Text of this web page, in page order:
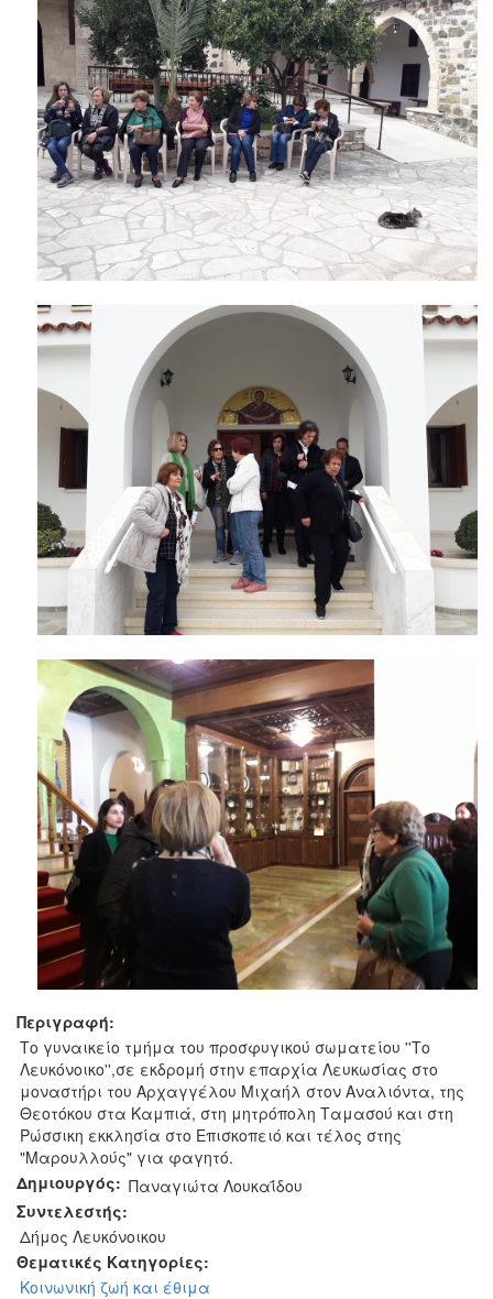
Περιγραφή:
Το γυναικείο τμήμα του προσφυγικού σωματείου ''Το
Λευκόνοικο'',σε εκδρομή στην επαρχία Λευκωσίας στο
μοναστήρι του Αρχαγγέλου Μιχαήλ στον Αναλιόντα, της
Θεοτόκου στα Καμπιά, στη μητρόπολη Ταμασού και στη
Ρώσσικη εκκλησία στο Επισκοπειό και τέλος στης
"Μαρουλλούς" για φαγητό.
Δημιουργός: Παναγιώτα Λουκαΐδου
Συντελεστής:
Δήμος Λευκόνοικου
Θεματικές Κατηγορίες:
Κοινωνική ζωή και έθιμα